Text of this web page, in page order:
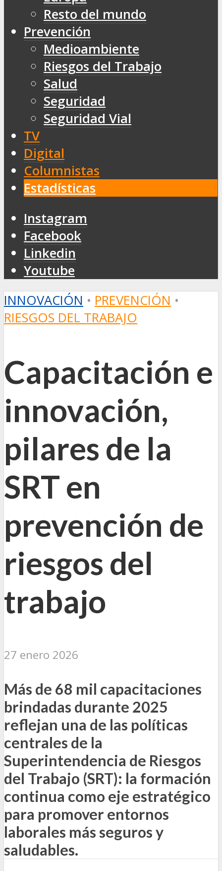
Resto del mundo
Prevención
Medioambiente
Riesgos del Trabajo
Salud
Seguridad
Seguridad Vial
TV
Digital
Columnistas
Estadísticas
Instagram
Facebook
Linkedin
Youtube
INNOVACIÓN • PREVENCIÓN •
RIESGOS DEL TRABAJO
Capacitación e
innovación,
pilares de la
SRT en
prevención de
riesgos del
trabajo
27 enero 2026
Más de 68 mil capacitaciones
brindadas durante 2025
reflejan una de las políticas
centrales de la
Superintendencia de Riesgos
del Trabajo (SRT): la formación
continua como eje estratégico
para promover entornos
laborales más seguros y
saludables.